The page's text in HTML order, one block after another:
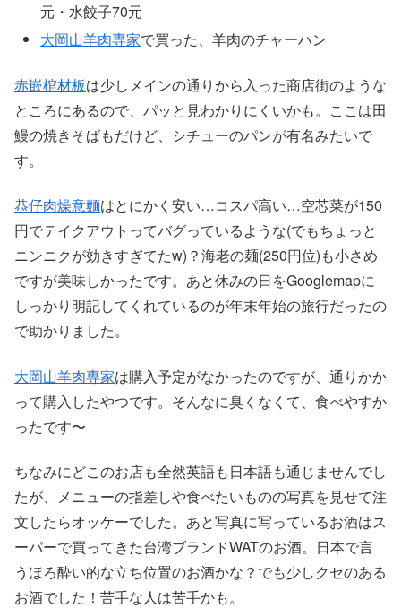
元・水餃子70元
大岡山羊肉専家で買った、羊肉のチャーハン
赤嵌棺材板は少しメインの通りから入った商店街のような
ところにあるので、パッと見わかりにくいかも。ここは田
鰻の焼きそばもだけど、シチューのパンが有名みたいで
す。
恭仔肉燥意麵はとにかく安い…コスパ高い…空芯菜が150
円でテイクアウトってバグっているような(でもちょっと
ニンニクが効きすぎてたw)？海老の麺(250円位)も小さめ
ですが美味しかったです。あと休みの日をGooglemapに
しっかり明記してくれているのが年末年始の旅行だったの
で助かりました。
大岡山羊肉専家は購入予定がなかったのですが、通りかか
って購入したやつです。そんなに臭くなくて、食べやすか
ったです〜
ちなみにどこのお店も全然英語も日本語も通じませんでし
たが、メニューの指差しや食べたいものの写真を見せて注
文したらオッケーでした。あと写真に写っているお酒はス
ーパーで買ってきた台湾ブランドWATのお酒。日本で言
うほろ酔い的な立ち位置のお酒かな？でも少しクセのある
お酒でした！苦手な人は苦手かも。